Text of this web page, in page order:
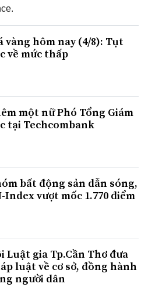
vàng hôm nay (4/8): Tụt
về mức thấp
một nữ Phó Tổng Giám
tại Techcombank
bất động sản dẫn sóng,
Index vượt mốc 1.770 điểm
Luật gia Tp.Cần Thơ đưa
luật về cơ sở, đồng hành
người dân